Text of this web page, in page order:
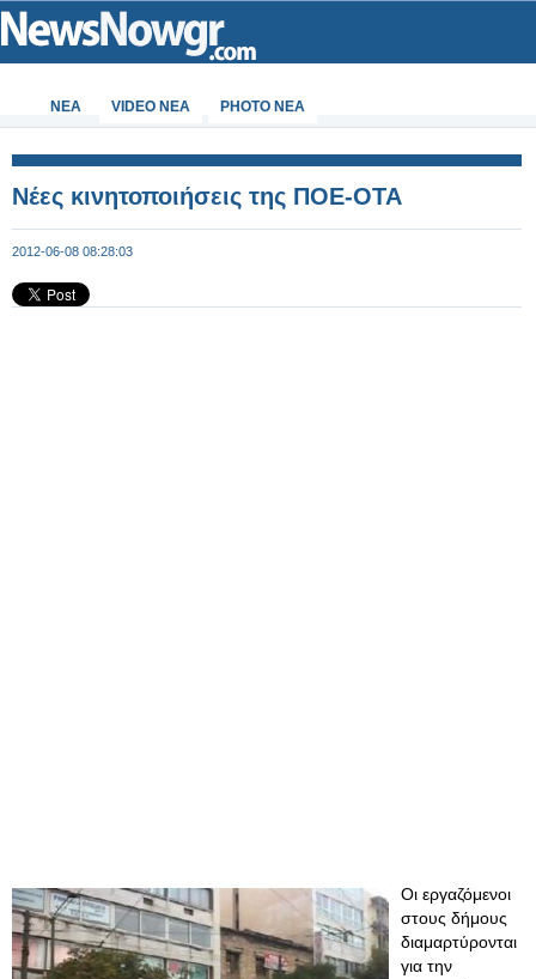
ΝΕΑ VIDEO NEA PHOTO NEA
Νέες κινητοποιήσεις της ΠΟΕ-ΟΤΑ
2012-06-08 08:28:03
Οι εργαζόμενοι
στους δήμους
διαμαρτύρονται
για την